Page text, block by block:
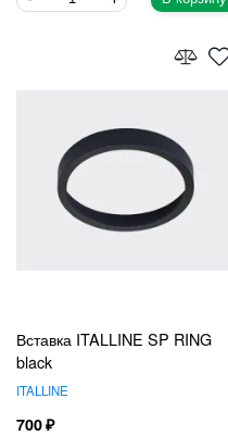
Вставка ITALLINE SP RING
black
ITALLINE
700